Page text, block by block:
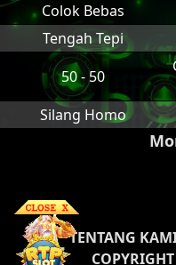
Colok Bebas
Tengah Tepi
50 - 50
Silang Homo
TENTANG